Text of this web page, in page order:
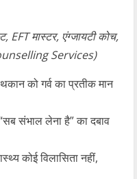
EFT मास्टर, एंग्जायटी कोच,
Services)
को गर्व का प्रतीक मान
संभाल लेना है” का दबाव
कोई विलासिता नहीं,